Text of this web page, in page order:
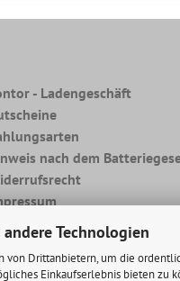
Technologien
von Drittanbietern, um die
Einkaufserlebnis bieten zu
- Ladengeschäft
nach dem